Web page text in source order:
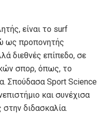
είναι το surf
ως προπονητής
διεθνές επίπεδο, σε
σπορ, όπως, το
Σπούδασα Sport Science
και συνέχισα
διδασκαλία.